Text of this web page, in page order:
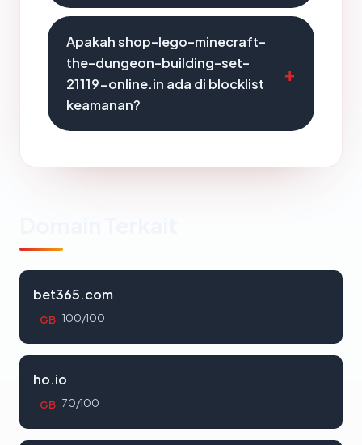
Apakah shop-lego-minecraft-
the-dungeon-building-set-
21119-online.in ada di blocklist
keamanan?
bet365.com
GB 100/100
ho.io
GB 70/100